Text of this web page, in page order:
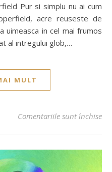
Pur si simplu nu ai cum
acre reuseste de
uimeasca in cel mai frumos
al intregului glob,…
MULT
Comentariile sunt închise